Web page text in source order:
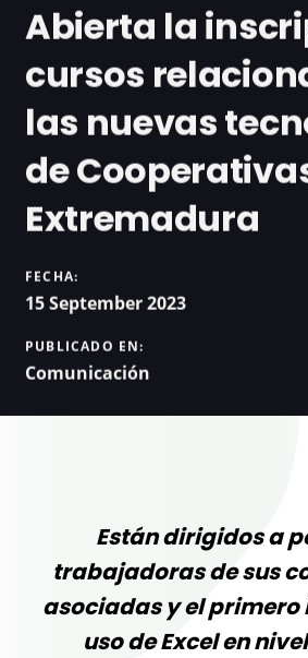
Abierta la
cursos
las nuevas
de
Extremadura
FECHA:
15 September 2023
PUBLICADO EN:
Comunicación
Están dirigidos a
trabajadoras de sus
asociadas y el primero
uso de Excel en